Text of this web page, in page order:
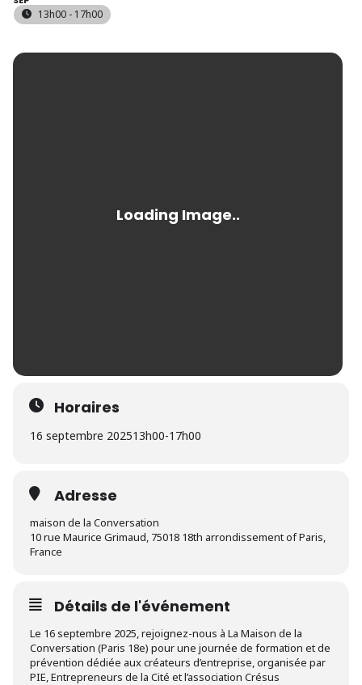
13h00 - 17h00
Horaires
16 septembre 202513h00-17h00
Adresse
maison de la Conversation
10 rue Maurice Grimaud, 75018 18th arrondissement of Paris,
France
Détails de l'événement
Le 16 septembre 2025, rejoignez-nous à La Maison de la
Conversation (Paris 18e) pour une journée de formation et de
prévention dédiée aux créateurs d’entreprise, organisée par
PIE, Entrepreneurs de la Cité et l’association Crésus